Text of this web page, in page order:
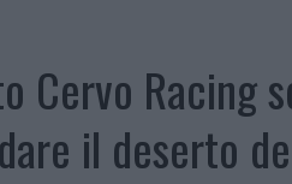
Cervo Racing
il deserto